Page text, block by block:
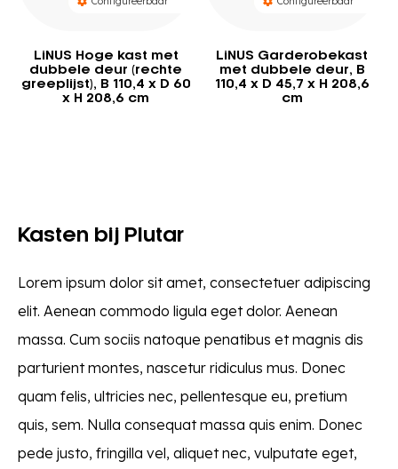
LiNUS Hoge kast met
dubbele deur (rechte
greeplijst), B 110,4 x D 60
x H 208,6 cm
LiNUS Garderobekast
met dubbele deur, B
110,4 x D 45,7 x H 208,6
cm
Kasten bij Plutar
Lorem ipsum dolor sit amet, consectetuer adipiscing
elit. Aenean commodo ligula eget dolor. Aenean
massa. Cum sociis natoque penatibus et magnis dis
parturient montes, nascetur ridiculus mus. Donec
quam felis, ultricies nec, pellentesque eu, pretium
quis, sem. Nulla consequat massa quis enim. Donec
pede justo, fringilla vel, aliquet nec, vulputate eget,